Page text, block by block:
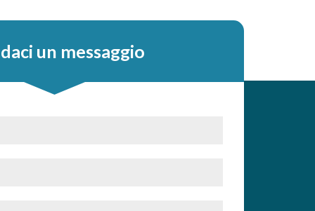
un messaggio